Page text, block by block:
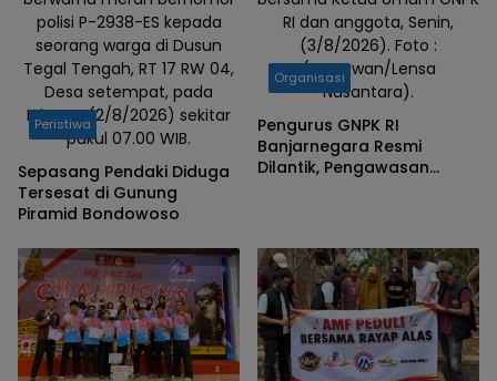
polisi P-2938-ES kepada
seorang warga di Dusun
Tegal Tengah, RT 17 RW 04,
Desa setempat, pada
Minggu (2/8/2026) sekitar
pukul 07.00 WIB.
Peristiwa
Sepasang Pendaki Diduga
Tersesat di Gunung
Piramid Bondowoso
RI dan anggota, Senin,
(3/8/2026). Foto :
(Gunawan/Lensa
Nusantara).
Organisasi
Pengurus GNPK RI
Banjarnegara Resmi
Dilantik, Pengawasan